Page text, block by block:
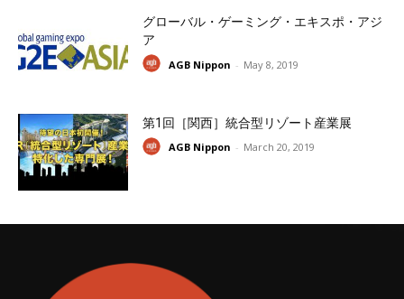
グローバル・ゲーミング・エキスポ・アジ
ア
AGB Nippon - May 8, 2019
第1回［関西］統合型リゾート産業展
AGB Nippon - March 20, 2019